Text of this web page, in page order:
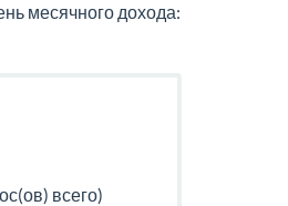
месячного дохода:
всего)